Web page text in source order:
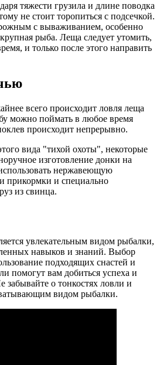
тяжести грузила и длине поводка
не стоит торопиться с подсечкой.
с вываживанием, особенно
рыба. Леща следует утомить,
и только после этого направить
всего происходит ловля леща
можно поймать в любое время
происходит непрерывно.
вида "тихой охоты", некоторые
изготовление донки на
нержавеющую
прикормки и специально
из свинца.
увлекательным видом рыбалки,
навыков и знаний. Выбор
подходящих снастей и
помогут вам добиться успеха и
о тонкостях ловли и
видом рыбалки.